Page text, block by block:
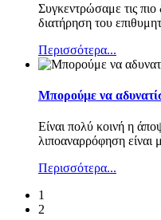
Συγκεντρώσαμε τις πιο
διατήρηση του
Περισσότερα...
Μπορούμε να
Είναι πολύ κοινή η
λιποαναρρόφηση είναι
Περισσότερα...
1
2